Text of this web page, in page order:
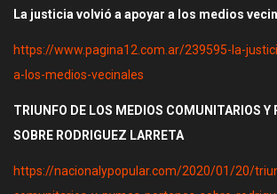
La justicia volvió a apoyar a los medios
https://www.pagina12.com.ar/239595-la-
a-los-medios-vecinales
TRIUNFO DE LOS MEDIOS COMUNITARIOS Y
SOBRE RODRIGUEZ LARRETA
https://nacionalypopular.com/2020/01/20/